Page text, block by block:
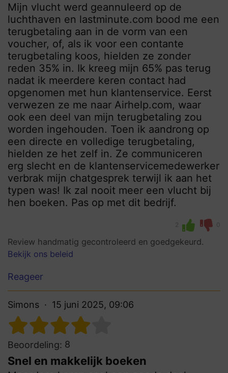
Mijn vlucht werd geannuleerd op de
luchthaven en lastminute.com bood me een
terugbetaling aan in de vorm van een
voucher, of, als ik voor een contante
terugbetaling koos, hielden ze zonder
reden 35% in. Ik kreeg mijn 65% pas terug
nadat ik meerdere keren contact had
opgenomen met hun klantenservice. Eerst
verwezen ze me naar Airhelp.com, waar
ook een deel van mijn terugbetaling zou
worden ingehouden. Toen ik aandrong op
een directe en volledige terugbetaling,
hielden ze het zelf in. Ze communiceren
erg slecht en de klantenservicemedewerker
verbrak mijn chatgesprek terwijl ik aan het
typen was! Ik zal nooit meer een vlucht bij
hen boeken. Pas op met dit bedrijf.
2 0
Review handmatig gecontroleerd en goedgekeurd.
Bekijk ons beleid
Reageer
Simons 15 juni 2025, 09:06
Beoordeling: 8
Snel en makkelijk boeken